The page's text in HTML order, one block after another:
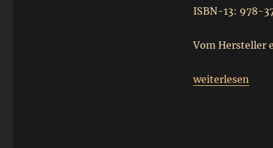
ISBN-13: 978-
Vom Hersteller
„Rezension –
weiterlesen